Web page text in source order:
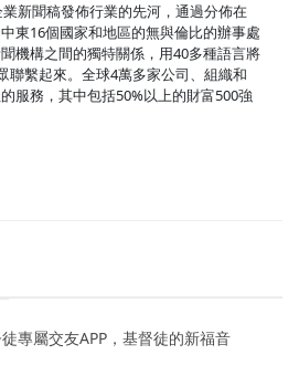
新聞稿發佈行業的先河，通過分佈在
東16個國家和地區的無與倫比的辦事處
機構之間的獨特關係，用40多種語言將
聯繫起來。全球4萬多家公司、組織和
服務，其中包括50%以上的財富500強
專屬交友APP，基督徒的新福音